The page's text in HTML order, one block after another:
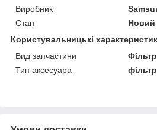
Виробник
Стан
Новий
Користувальницькі
Вид запчастини
Фільтр
Тип аксесуара
фільтр